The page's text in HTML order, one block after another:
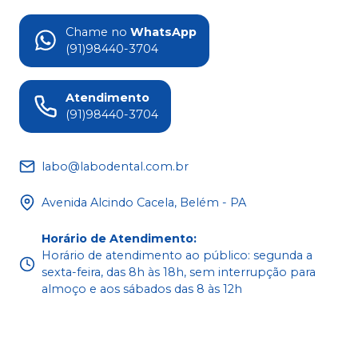
Chame no WhatsApp
(91)98440-3704
Atendimento
(91)98440-3704
labo@labodental.com.br
Avenida Alcindo Cacela, Belém - PA
Horário de Atendimento:
Horário de atendimento ao público: segunda a
sexta-feira, das 8h às 18h, sem interrupção para
almoço e aos sábados das 8 às 12h